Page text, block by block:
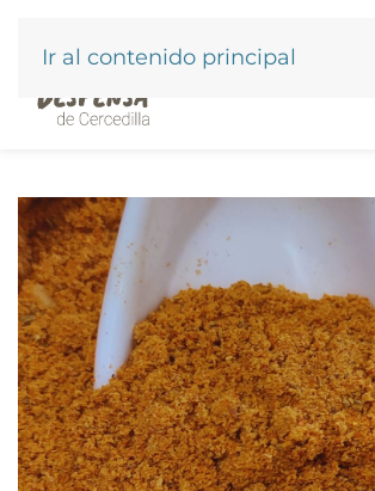
Ir al contenido principal